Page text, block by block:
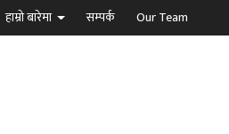
हाम्रो बारेमा सम्पर्क Our Team